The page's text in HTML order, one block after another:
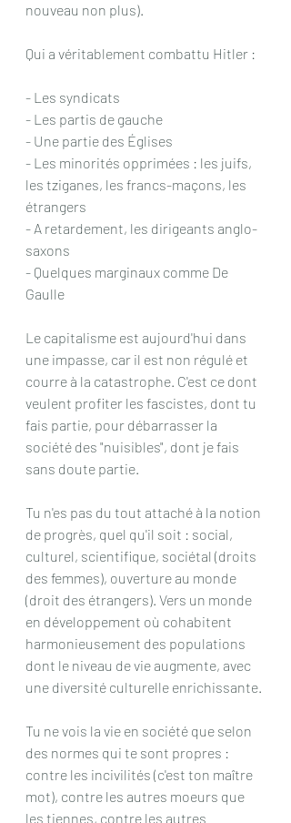
nouveau non plus).
Qui a véritablement combattu Hitler :
- Les syndicats
- Les partis de gauche
- Une partie des Églises
- Les minorités opprimées : les juifs,
les tziganes, les francs-maçons, les
étrangers
- A retardement, les dirigeants anglo-
saxons
- Quelques marginaux comme De
Gaulle
Le capitalisme est aujourd'hui dans
une impasse, car il est non régulé et
courre à la catastrophe. C'est ce dont
veulent profiter les fascistes, dont tu
fais partie, pour débarrasser la
société des "nuisibles", dont je fais
sans doute partie.
Tu n'es pas du tout attaché à la notion
de progrès, quel qu'il soit : social,
culturel, scientifique, sociétal (droits
des femmes), ouverture au monde
(droit des étrangers). Vers un monde
en développement où cohabitent
harmonieusement des populations
dont le niveau de vie augmente, avec
une diversité culturelle enrichissante.
Tu ne vois la vie en société que selon
des normes qui te sont propres :
contre les incivilités (c'est ton maître
mot), contre les autres moeurs que
les tiennes, contre les autres